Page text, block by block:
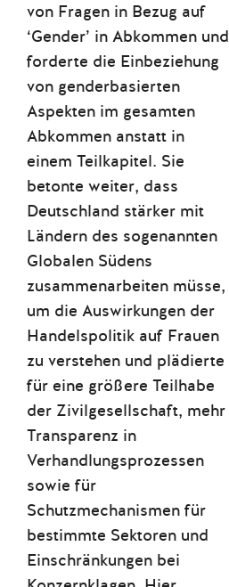
von Fragen in Bezug auf
‘Gender’ in Abkommen und
forderte die Einbeziehung
von genderbasierten
Aspekten im gesamten
Abkommen anstatt in
einem Teilkapitel. Sie
betonte weiter, dass
Deutschland stärker mit
Ländern des sogenannten
Globalen Südens
zusammenarbeiten müsse,
um die Auswirkungen der
Handelspolitik auf Frauen
zu verstehen und plädierte
für eine größere Teilhabe
der Zivilgesellschaft, mehr
Transparenz in
Verhandlungsprozessen
sowie für
Schutzmechanismen für
bestimmte Sektoren und
Einschränkungen bei